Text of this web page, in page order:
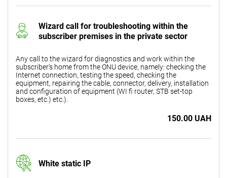
Wizard call for troubleshooting within the
subscriber premises in the private sector
Any call to the wizard for diagnostics and work within the
subscriber's home from the ONU device, namely: checking the
Internet connection, testing the speed, checking the
equipment, repairing the cable, connector, delivery, installation
and configuration of equipment (WI fi router, STB set-top
boxes, etc.) etc.).
150.00 UAH
White static IP